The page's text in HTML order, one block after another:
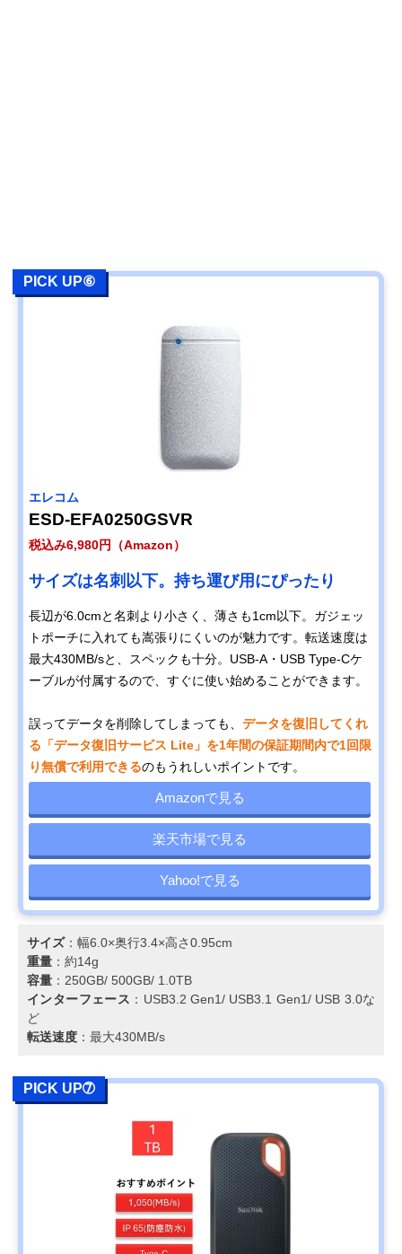
PICK UP⑥
エレコム
ESD-EFA0250GSVR
税込み6,980円（Amazon）
サイズは名刺以下。持ち運び用にぴったり
長辺が6.0cmと名刺より小さく、薄さも1cm以下。ガジェッ
トポーチに入れても嵩張りにくいのが魅力です。転送速度は
最大430MB/sと、スペックも十分。USB-A・USB Type-Cケ
ーブルが付属するので、すぐに使い始めることができます。
誤ってデータを削除してしまっても、 データを復旧してくれ
る「データ復旧サービス Lite」を1年間の保証期間内で1回限
り無償で利用できるのもうれしいポイントです。
Amazonで見る
楽天市場で見る
Yahoo!で見る
サイズ：幅6.0×奥行3.4×高さ0.95cm
重量 ：約14g
容量 ：250GB/ 500GB/ 1.0TB
インターフェース ：USB3.2 Gen1/ USB3.1 Gen1/ USB 3.0な
ど
転送速度 ：最大430MB/s
PICK UP➆